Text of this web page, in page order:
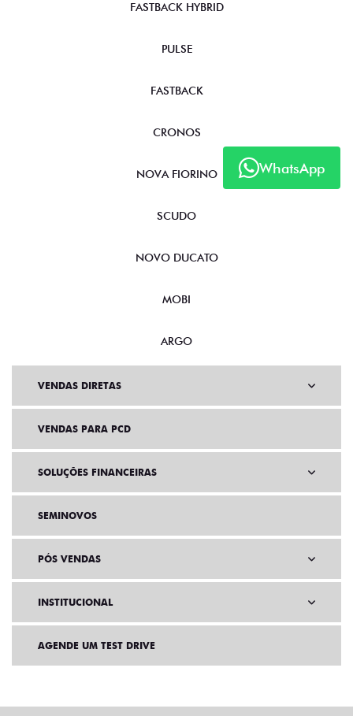
WhatsApp
FASTBACK HYBRID
PULSE
FASTBACK
CRONOS
NOVA FIORINO
SCUDO
NOVO DUCATO
MOBI
ARGO
VENDAS DIRETAS
VENDAS PARA PCD
SOLUÇÕES FINANCEIRAS
SEMINOVOS
PÓS VENDAS
INSTITUCIONAL
AGENDE UM TEST DRIVE